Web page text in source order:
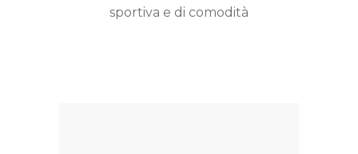
sportiva e di comodità